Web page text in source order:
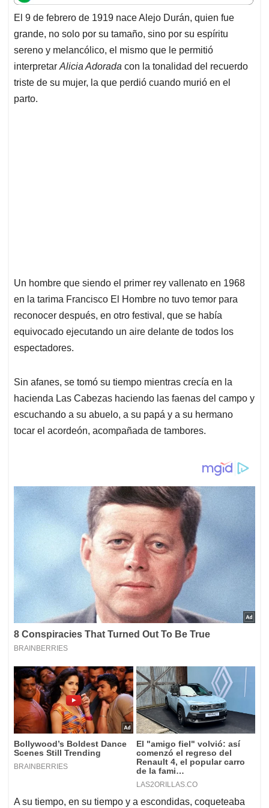
t
s
A
p
p
e
b
o
o
k
k
e
d
I
n
i
l
e
a
d
s
El 9 de febrero de 1919 nace Alejo Durán, quien fue
grande, no solo por su tamaño, sino por su espíritu
sereno y melancólico, el mismo que le permitió
interpretar Alicia Adorada con la tonalidad del recuerdo
triste de su mujer, la que perdió cuando murió en el
parto.
Un hombre que siendo el primer rey vallenato en 1968
en la tarima Francisco El Hombre no tuvo temor para
reconocer después, en otro festival, que se había
equivocado ejecutando un aire delante de todos los
espectadores.
Sin afanes, se tomó su tiempo mientras crecía en la
hacienda Las Cabezas haciendo las faenas del campo y
escuchando a su abuelo, a su papá y a su hermano
tocar el acordeón, acompañada de tambores.
A su tiempo, en su tiempo y a escondidas, coqueteaba